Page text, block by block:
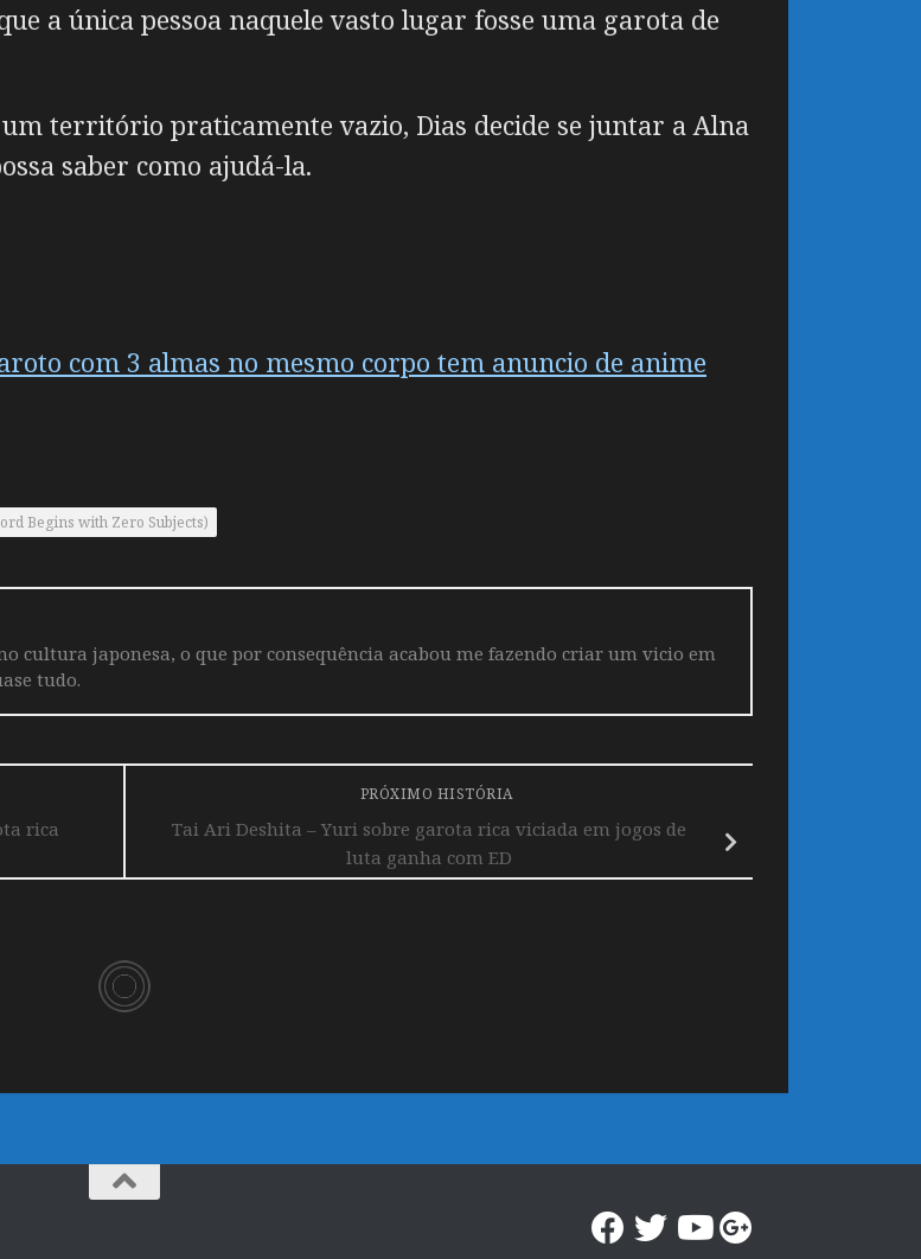
a única pessoa naquele vasto lugar fosse uma garota de
território praticamente vazio, Dias decide se juntar a Alna
saber como ajudá-la.
com 3 almas no mesmo corpo tem anuncio de anime
Begins with Zero Subjects)
cultura japonesa, o que por consequência acabou me fazendo criar um vicio em
tudo.
PRÓXIMO HISTÓRIA
Tai Ari Deshita – Yuri sobre garota rica viciada em jogos de
luta ganha com ED
rica